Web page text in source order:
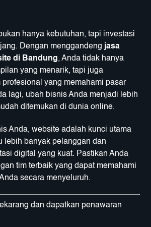
hanya kebutuhan, tapi investasi
Dengan menggandeng jasa
di Bandung, Anda tidak hanya
yang menarik, tapi juga
profesional yang memahami pasar
lagi, ubah bisnis Anda menjadi lebih
ditemukan di dunia online.
Anda, website adalah kunci utama
lebih banyak pelanggan dan
digital yang kuat. Pastikan Anda
tim terbaik yang dapat memahami
secara menyeluruh.
dan dapatkan penawaran